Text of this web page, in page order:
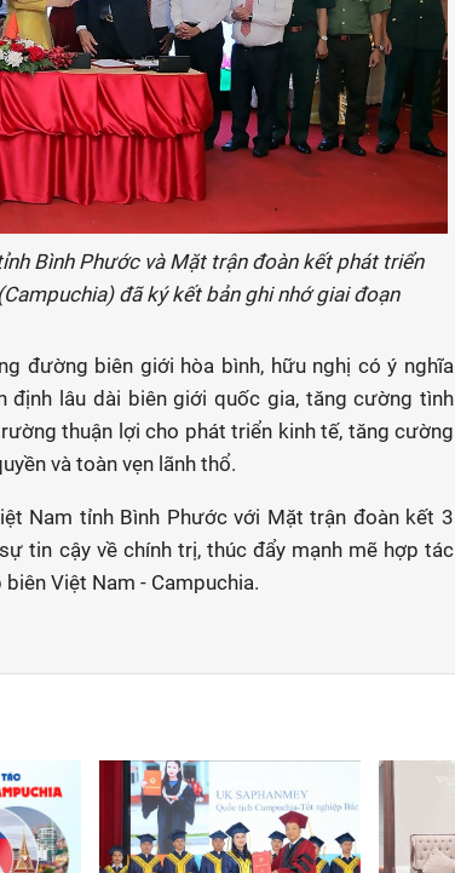
Bình Phước và Mặt trận đoàn kết phát triển
đã ký kết bản ghi nhớ giai đoạn
đường biên giới hòa bình, hữu nghị có ý nghĩa
lâu dài biên giới quốc gia, tăng cường tình
thuận lợi cho phát triển kinh tế, tăng cường
và toàn vẹn lãnh thổ.
Nam tỉnh Bình Phước với Mặt trận đoàn kết 3
tin cậy về chính trị, thúc đẩy mạnh mẽ hợp tác
Việt Nam - Campuchia.